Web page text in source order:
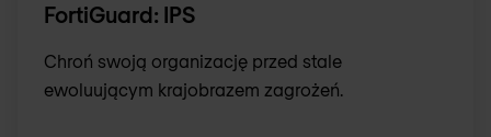
FortiGuard: IPS
Chroń swoją organizację przed stale
ewoluującym krajobrazem zagrożeń.